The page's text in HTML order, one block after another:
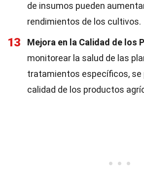
de insumos pueden
rendimientos de los cultivos.
13 Mejora en la Calidad de los
monitorear la salud de las
tratamientos específicos, se
calidad de los productos